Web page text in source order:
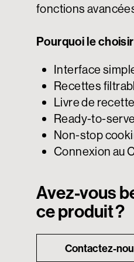
fonctions
Pourquoi le
Interface
Recettes
Livre de
Ready-to-
Non-stop
Connexion au
Avez-vous
ce produit ?
Contactez-